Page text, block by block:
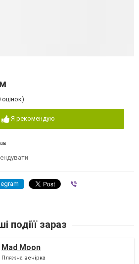
оцінок)
Я рекомендую
подіїї зараз
Mad Moon
Пляжна вечірка